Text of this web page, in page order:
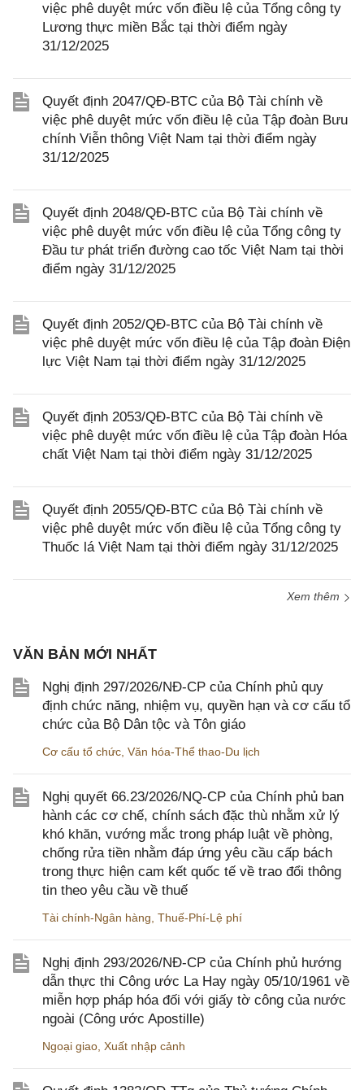
việc phê duyệt mức vốn điều lệ của Tổng công ty
Lương thực miền Bắc tại thời điểm ngày
31/12/2025
Quyết định 2047/QĐ-BTC của Bộ Tài chính về
việc phê duyệt mức vốn điều lệ của Tập đoàn Bưu
chính Viễn thông Việt Nam tại thời điểm ngày
31/12/2025
Quyết định 2048/QĐ-BTC của Bộ Tài chính về
việc phê duyệt mức vốn điều lệ của Tổng công ty
Đầu tư phát triển đường cao tốc Việt Nam tại thời
điểm ngày 31/12/2025
Quyết định 2052/QĐ-BTC của Bộ Tài chính về
việc phê duyệt mức vốn điều lệ của Tập đoàn Điện
lực Việt Nam tại thời điểm ngày 31/12/2025
Quyết định 2053/QĐ-BTC của Bộ Tài chính về
việc phê duyệt mức vốn điều lệ của Tập đoàn Hóa
chất Việt Nam tại thời điểm ngày 31/12/2025
Quyết định 2055/QĐ-BTC của Bộ Tài chính về
việc phê duyệt mức vốn điều lệ của Tổng công ty
Thuốc lá Việt Nam tại thời điểm ngày 31/12/2025
Xem thêm
VĂN BẢN MỚI NHẤT
Nghị định 297/2026/NĐ-CP của Chính phủ quy
định chức năng, nhiệm vụ, quyền hạn và cơ cấu tổ
chức của Bộ Dân tộc và Tôn giáo
Cơ cấu tổ chức, Văn hóa-Thể thao-Du lịch
Nghị quyết 66.23/2026/NQ-CP của Chính phủ ban
hành các cơ chế, chính sách đặc thù nhằm xử lý
khó khăn, vướng mắc trong pháp luật về phòng,
chống rửa tiền nhằm đáp ứng yêu cầu cấp bách
trong thực hiện cam kết quốc tế về trao đổi thông
tin theo yêu cầu về thuế
Tài chính-Ngân hàng, Thuế-Phí-Lệ phí
Nghị định 293/2026/NĐ-CP của Chính phủ hướng
dẫn thực thi Công ước La Hay ngày 05/10/1961 về
miễn hợp pháp hóa đối với giấy tờ công của nước
ngoài (Công ước Apostille)
Ngoại giao, Xuất nhập cảnh